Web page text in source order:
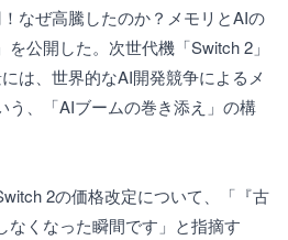
なぜ高騰したのか？メモリとAIの
公開した。次世代機「Switch 2」
は、世界的なAI開発競争によるメ
う、「AIブームの巻き添え」の構
2の価格改定について、「『古
なくなった瞬間です」と指摘す